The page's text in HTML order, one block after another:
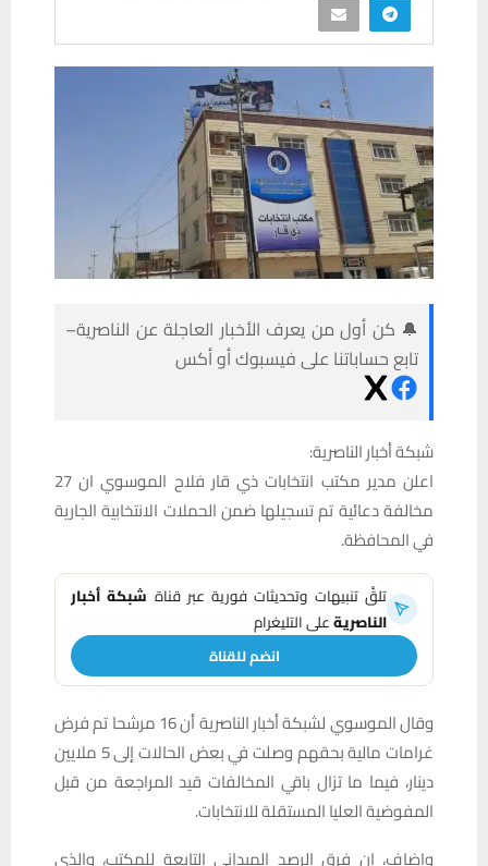
🔔 كن أول من يعرف الأخبار العاجلة عن الناصرية–
تابع حساباتنا على فيسبوك أو أكس
شبكة أخبار الناصرية:
اعلن مدير مكتب انتخابات ذي قار فلاح الموسوي ان 27
مخالفة دعائية تم تسجيلها ضمن الحملات الانتخابية الجارية
في المحافظة.
تلقَّ تنبيهات وتحديثات فورية عبر قناة شبكة أخبار
الناصريةعلى التليغرام
انضم للقناة
وقال الموسوي لشبكة أخبار الناصرية أن 16 مرشحا تم فرض
غرامات مالية بحقهم وصلت في بعض الحالات إلى 5 ملايين
دينار، فيما ما تزال باقي المخالفات قيد المراجعة من قبل
المفوضية العليا المستقلة للانتخابات.
واضاف، ان فرق الرصد الميداني التابعة للمكتب، والذي